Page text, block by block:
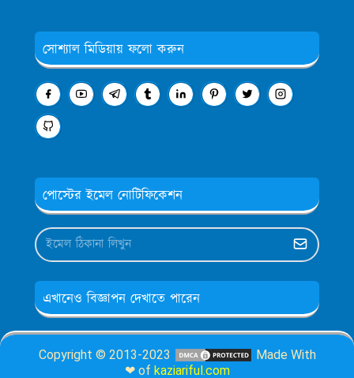
সোশ্যাল মিডিয়ায় ফলো করুন
পোস্টের ইমেল নোটিফিকেশন
এখানেও বিজ্ঞাপন দেখাতে পারেন
Copyright © 2013-2023
Made With
❤ of kaziariful.com